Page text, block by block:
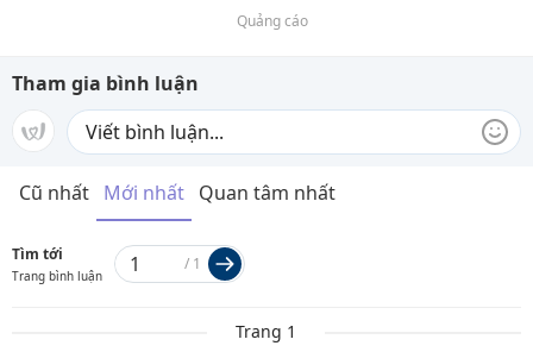
Quảng cáo
Tham gia bình luận
Cũ nhất Mới nhất Quan tâm nhất
Tìm tới
Trang bình luận
/ 1
Trang 1